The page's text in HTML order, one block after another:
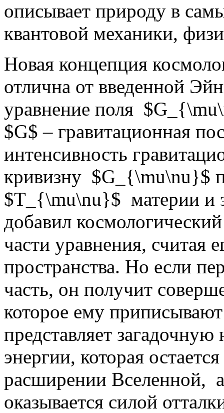
описывает природу в
квантовой механики,
Новая концепция
отлична от введенной
уравнение поля
$G$ – гравитационная
интенсивность
кривизну $G_{\mu\nu}$
$T_{\mu\nu}$ материи и
добавил
части уравнения, считая
пространства. Но если
часть, он получит
которое ему
представляет
энергии, которая
расширении Вселенной, а
оказывается силой